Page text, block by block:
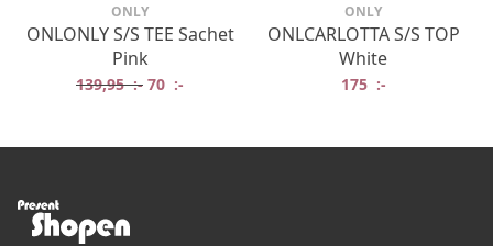
ONLY
ONLONLY S/S TEE Sachet
Pink
139,95:- Det ursprungliga priset var: 139,95 :-.
70 :- Det nuvarande priset är: 70 :-.
ONLY
ONLCARLOTTA S/S TOP
White
175 :-